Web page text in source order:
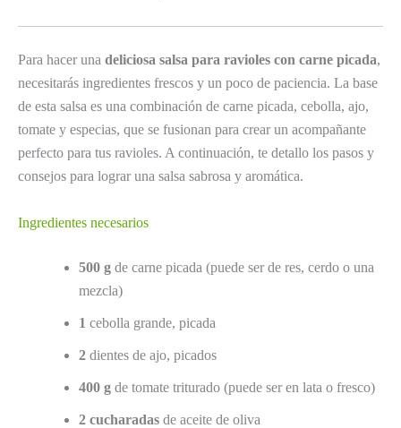
Para hacer una deliciosa salsa para ravioles con carne picada,
necesitarás ingredientes frescos y un poco de paciencia. La base
de esta salsa es una combinación de carne picada, cebolla, ajo,
tomate y especias, que se fusionan para crear un acompañante
perfecto para tus ravioles. A continuación, te detallo los pasos y
consejos para lograr una salsa sabrosa y aromática.
Ingredientes necesarios
500 g de carne picada (puede ser de res, cerdo o una
mezcla)
1 cebolla grande, picada
2 dientes de ajo, picados
400 g de tomate triturado (puede ser en lata o fresco)
2 cucharadas de aceite de oliva